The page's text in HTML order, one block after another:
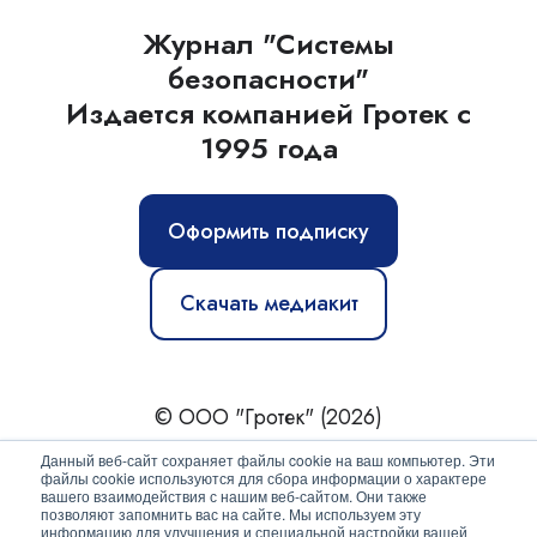
Данный веб-сайт сохраняет файлы cookie на ваш компьютер. Эти
файлы cookie используются для сбора информации о характере
вашего взаимодействия с нашим веб-сайтом. Они также
позволяют запомнить вас на сайте. Мы используем эту
информацию для улучшения и специальной настройки вашей
Журнал "Системы
безопасности"
Издается компанией Гротек с
1995 года
Оформить подписку
Скачать медиакит
© ООО "Гротек" (2026)
Новости|Статьи|Обзоры|Журнал|О нас
Политика конфиденциальности